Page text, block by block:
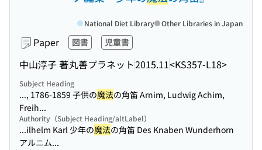
Paper 図書 児童書
中山淳子 著丸善プラネット2015.11<KS357-L18>
National Diet Library Other Libraries in Japan
Subject Heading
..., 1786-1859 子供の魔法の角笛 Arnim, Ludwig Achim,
Freih...
Authority（Subject Heading/altLabel）
...ilhelm Karl 少年の魔法の角笛 Des Knaben Wunderhorn
アルニム...